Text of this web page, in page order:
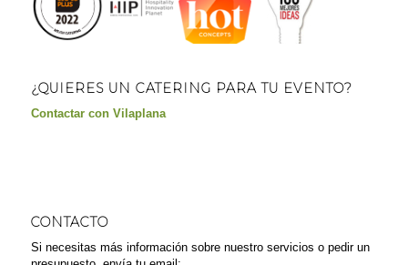
¿QUIERES UN CATERING PARA TU EVENTO?
Contactar con Vilaplana
CONTACTO
Si necesitas más información sobre nuestro servicios o pedir un